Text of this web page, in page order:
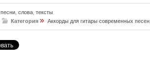
песни слова тексты
Категория » Аккорды для гитары современных песен